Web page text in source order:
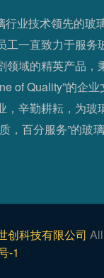
行业技术领先的玻
工一直致力于服务
领域的精英产品，
of Quality”的企业
，辛勤耕耘，为玻
，百分服务”的玻
创科技有限公司
-1